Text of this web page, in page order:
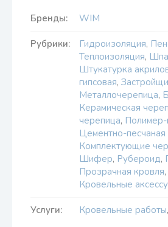
Бренды: WIM
Рубрики: Гидроизоляция,
Теплоизоляция,
Штукатурка
гипсовая,
Металлочерепица,
Керамическая
черепица, Полимер-
Цементно-песчаная
Комплектующие
Шифер, Рубероид,
Прозрачная кровля,
Кровельные
Услуги: Кровельные работы,